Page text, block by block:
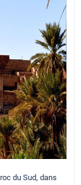
du Sud, dans